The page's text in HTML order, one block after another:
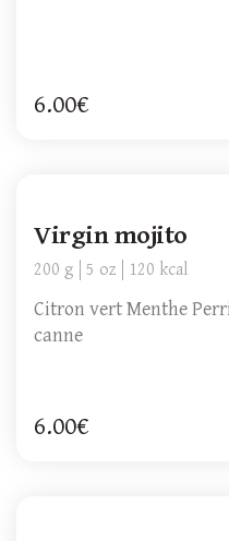
6.00€
Virgin mojito
200 g 5 oz 120 kcal
Citron vert Menthe
canne
6.00€